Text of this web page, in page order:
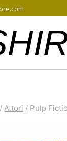
/ Attori / Pulp